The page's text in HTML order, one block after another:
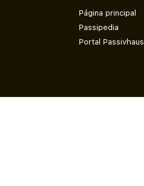
Página principal
Passipedia
Portal Passivhaus